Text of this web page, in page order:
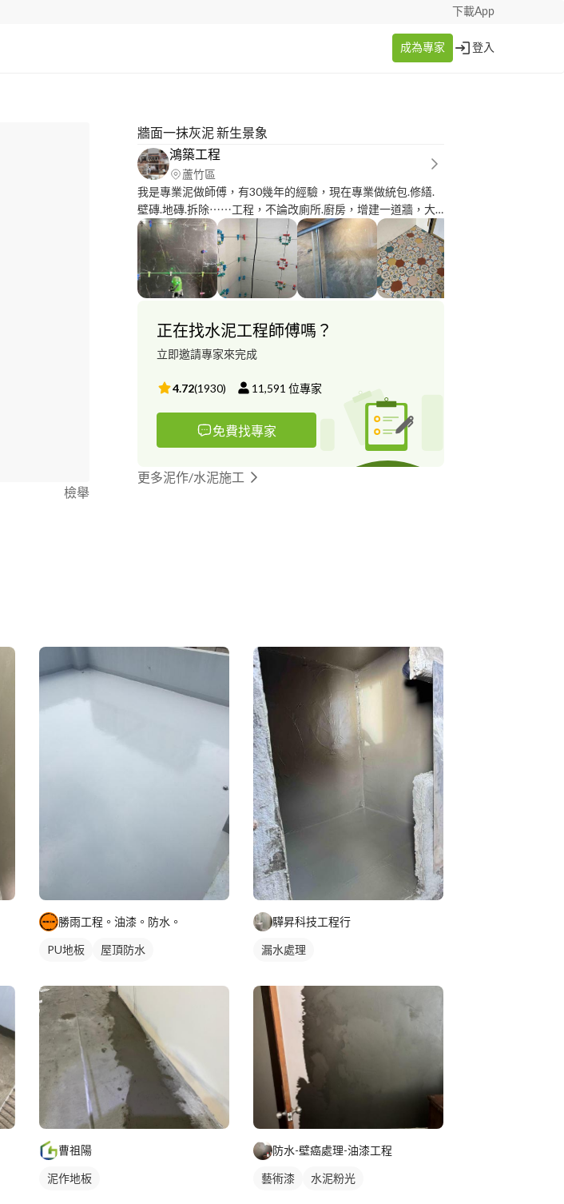
下載App
成為專家 登入
檢舉
牆面一抹灰泥 新生景象
鴻築工程
蘆竹區
我是專業泥做師傅，有30幾年的經驗，現在專業做統包.修繕.
壁磚.地磚.拆除⋯⋯工程，不論改廁所.廚房，增建一道牆，大
翻修，大小工程，我們都很樂意為您服務哦
正在找水泥工程師傅嗎？
立即邀請專家來完成
4.72(1930) 11,591 位專家
免費找專家
更多泥作/水泥施工
勝雨工程。油漆。防水。
PU地板 屋頂防水
曹祖陽
泥作地板
驊昇科技工程行
漏水處理
防水-壁癌處理-油漆工程
藝術漆 水泥粉光